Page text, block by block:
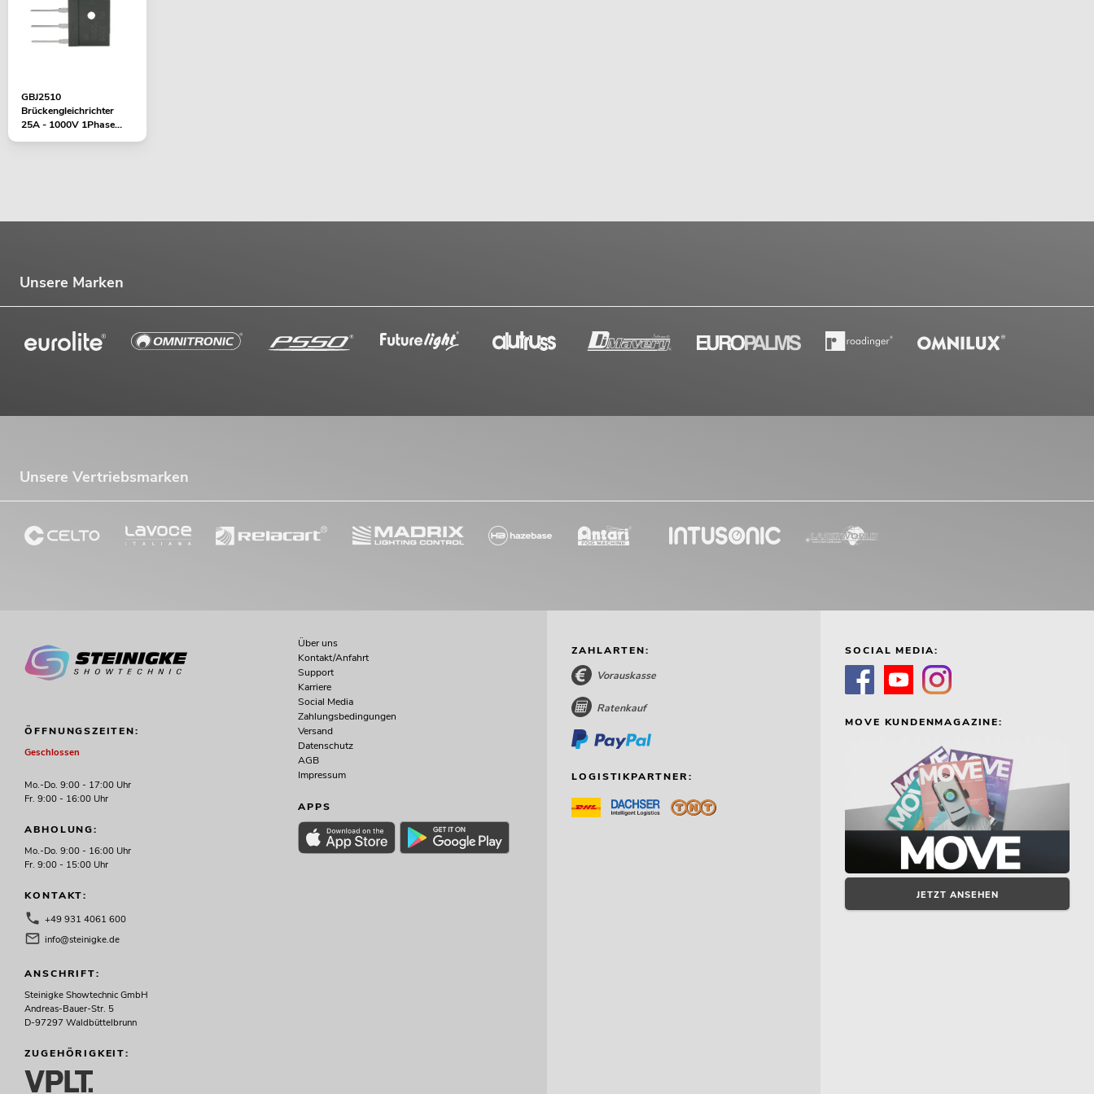
599,00
SMPS
Bestand reicht ca. 12 Wo.
No. 10451695
Bestand reicht ca. 11 Wo.
749,00€
Endstufe SMPS
No. 10451698
Bestand reicht ca. 12 Wo.
1.299,00
GBJ2510
Brückengleichrichter
25A - 1000V 1Phase
Gleichrichterbrücke
Unsere Marken
Unsere Vertriebsmarken
ÖFFNUNGSZEITEN:
Geschlossen
Mo.-Do. 9:00 - 17:00 Uhr
Fr. 9:00 - 16:00 Uhr
ABHOLUNG:
Mo.-Do. 9:00 - 16:00 Uhr
Fr. 9:00 - 15:00 Uhr
KONTAKT:
+49 931 4061 600
info@steinigke.de
ANSCHRIFT:
Steinigke Showtechnic GmbH
Andreas-Bauer-Str. 5
D-97297 Waldbüttelbrunn
ZUGEHÖRIGKEIT:
Über uns
Kontakt/Anfahrt
Support
Karriere
Social Media
Zahlungsbedingungen
Versand
Datenschutz
AGB
Impressum
APPS
ZAHLARTEN:
Vorauskasse
Ratenkauf
LOGISTIKPARTNER:
SOCIAL MEDIA:
MOVE KUNDENMAGAZINE:
JETZT ANSEHEN